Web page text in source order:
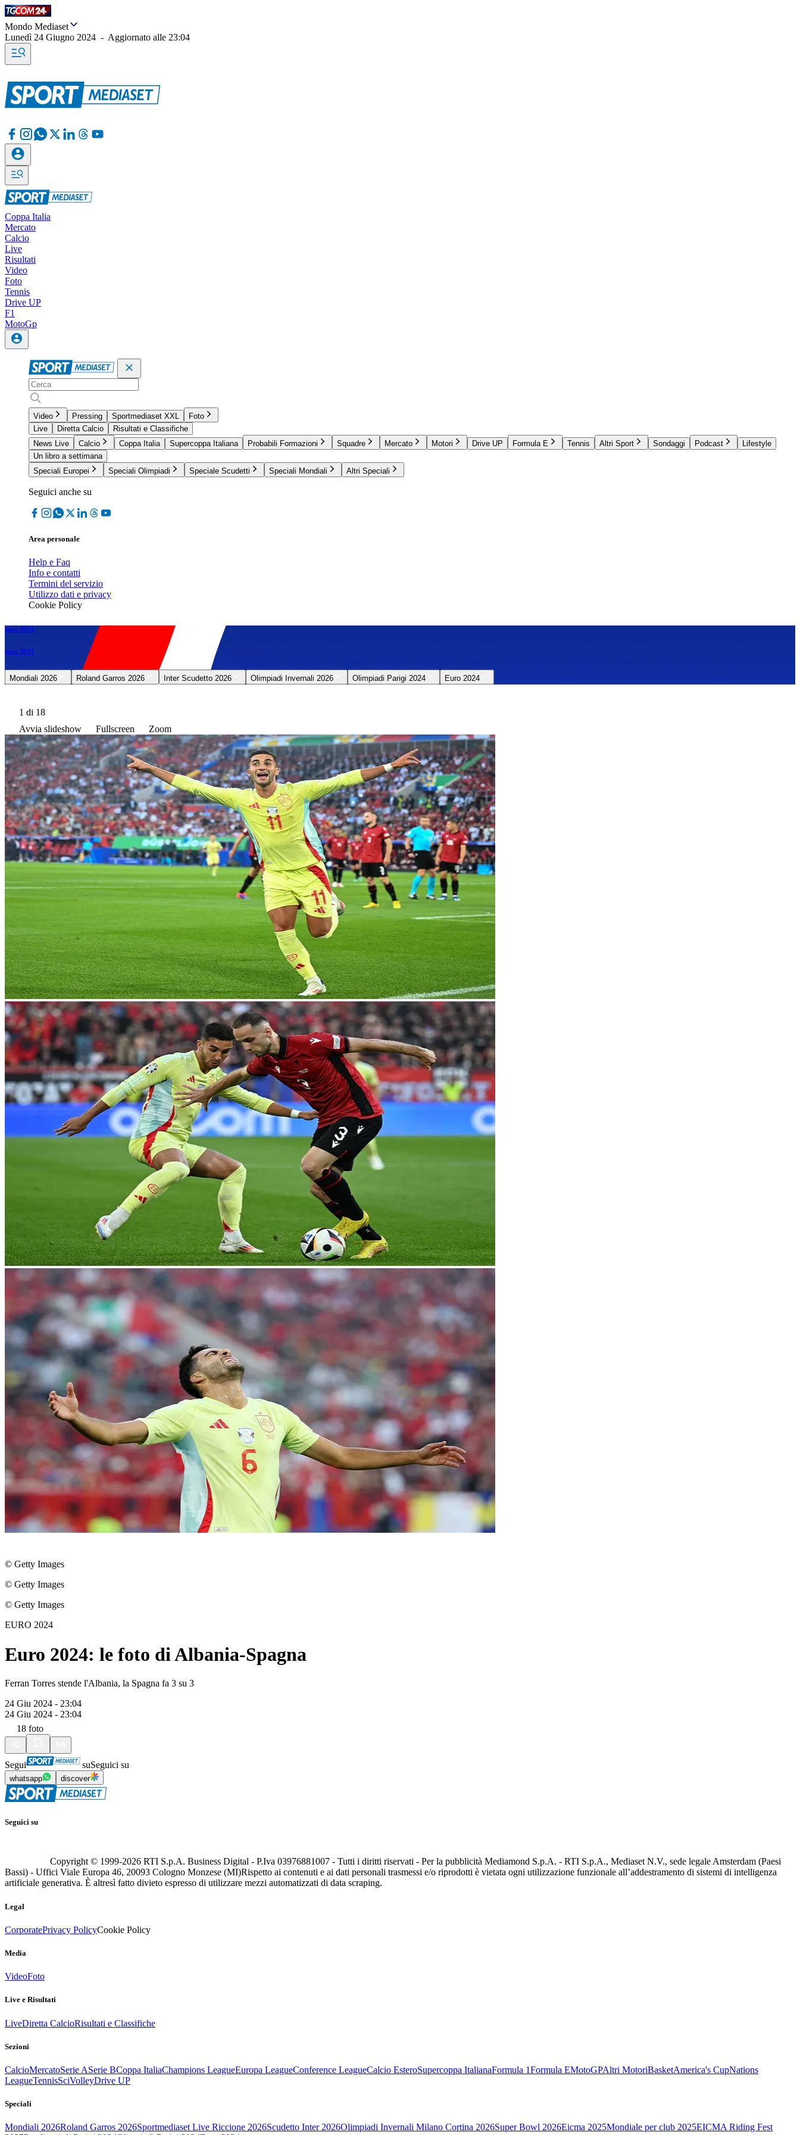
Mondo Mediaset
Lunedì 24 Giugno 2024 - Aggiornato alle 23:04
Coppa Italia
Mercato
Calcio
Live
Risultati
Video
Foto
Tennis
Drive UP
F1
MotoGp
Video Pressing Sportmediaset XXL
Foto
Live
Diretta Calcio
Risultati e Classifiche
News Live
Calcio Coppa Italia Supercoppa Italiana Probabili Formazioni Squadre Mercato Motori Drive UP Formula E Tennis Altri Sport Sondaggi Podcast
Lifestyle
Un libro a settimana
Speciali Europei
Speciali Olimpiadi Speciale Scudetti Speciali Mondiali Altri Speciali
Seguici anche su
Area personale
Help e Faq
Info e contatti
Termini del servizio
Utilizzo dati e privacy
Cookie Policy
euro 2024
euro 2024
Mondiali 2026 Roland Garros 2026 Inter Scudetto 2026 Olimpiadi Invernali 2026 Olimpiadi Parigi 2024 Euro 2024
1 di 18
Avvia slideshow
Fullscreen Zoom
© Getty Images
© Getty Images
© Getty Images
EURO 2024
Euro 2024: le foto di Albania-Spagna
Ferran Torres stende l'Albania, la Spagna fa 3 su 3
24 Giu 2024 - 23:04
24 Giu 2024 - 23:04
18 foto
Segui suSeguici su
whatsapp discover
Seguici su
Copyright © 1999-2026 RTI S.p.A. Business Digital - P.Iva 03976881007 - Tutti i diritti riservati - Per la pubblicità Mediamond S.p.A. - RTI S.p.A., Mediaset N.V., sede legale Amsterdam (Paesi
Bassi) - Uffici Viale Europa 46, 20093 Cologno Monzese (MI)Rispetto ai contenuti e ai dati personali trasmessi e/o riprodotti è vietata ogni utilizzazione funzionale all’addestramento di sistemi di intelligenza
artificiale generativa. È altresì fatto divieto espresso di utilizzare mezzi automatizzati di data scraping.
Legal
CorporatePrivacy PolicyCookie Policy
Media
VideoFoto
Live e Risultati
LiveDiretta CalcioRisultati e Classifiche
Sezioni
CalcioMercatoSerie ASerie BCoppa ItaliaChampions LeagueEuropa LeagueConference LeagueCalcio EsteroSupercoppa ItalianaFormula 1Formula EMotoGPAltri MotoriBasketAmerica's CupNations
LeagueTennisSciVolleyDrive UP
Speciali
Mondiali 2026Roland Garros 2026Sportmediaset Live Riccione 2026Scudetto Inter 2026Olimpiadi Invernali Milano Cortina 2026Super Bowl 2026Eicma 2025Mondiale per club 2025EICMA Riding Fest